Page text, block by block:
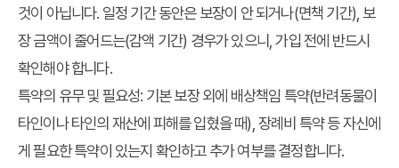
것이 아닙니다. 일정 기간 동안은 보장이 안 되거나(면책 기간), 보
장 금액이 줄어드는(감액 기간) 경우가 있으니, 가입 전에 반드시
확인해야 합니다.
특약의 유무 및 필요성: 기본 보장 외에 배상책임 특약(반려동물이
타인이나 타인의 재산에 피해를 입혔을 때), 장례비 특약 등 자신에
게 필요한 특약이 있는지 확인하고 추가 여부를 결정합니다.